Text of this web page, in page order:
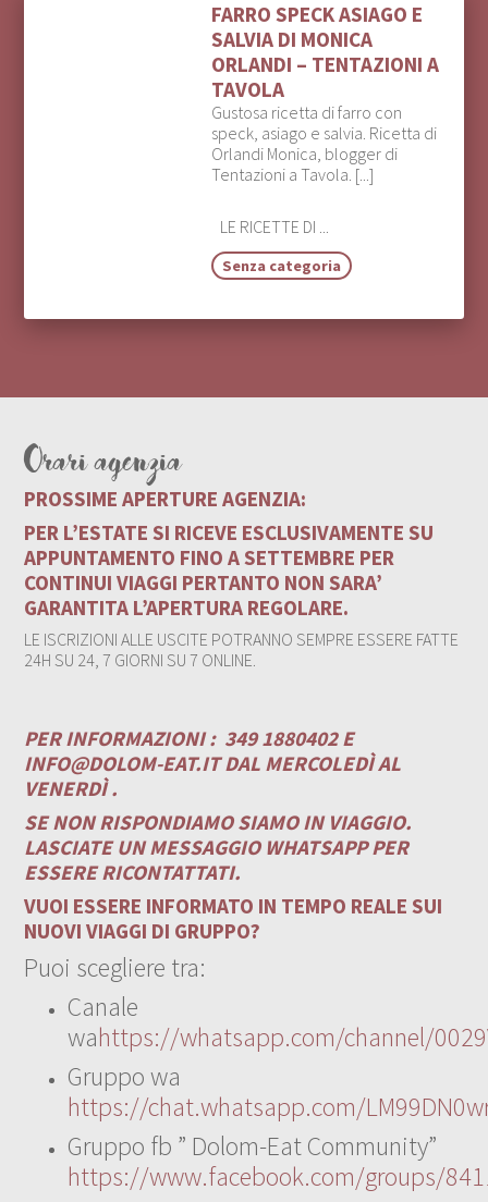
FARRO SPECK ASIAGO E
SALVIA DI MONICA
ORLANDI – TENTAZIONI A
TAVOLA
Gustosa ricetta di farro con
speck, asiago e salvia. Ricetta di
Orlandi Monica, blogger di
Tentazioni a Tavola. [...]
LE RICETTE DI ...
Senza categoria
Orari agenzia
PROSSIME APERTURE AGENZIA:
PER L’ESTATE SI RICEVE ESCLUSIVAMENTE SU
APPUNTAMENTO FINO A SETTEMBRE PER
CONTINUI VIAGGI PERTANTO NON SARA’
GARANTITA L’APERTURA REGOLARE.
LE ISCRIZIONI ALLE USCITE POTRANNO SEMPRE ESSERE FATTE
24H SU 24, 7 GIORNI SU 7 ONLINE.
PER INFORMAZIONI : 349 1880402 E
INFO@DOLOM-EAT.ITDAL MERCOLEDÌ AL
VENERDÌ .
SE NON RISPONDIAMO SIAMO IN VIAGGIO.
LASCIATE UN MESSAGGIO WHATSAPP PER
ESSERE RICONTATTATI.
VUOI ESSERE INFORMATO IN TEMPO REALE SUI
NUOVI VIAGGI DI GRUPPO?
Puoi scegliere tra:
Canale
wahttps://whatsapp.com/channel/
Gruppo wa
https://chat.whatsapp.com/
Gruppo fb ” Dolom-Eat Community”
https://www.facebook.com/groups/